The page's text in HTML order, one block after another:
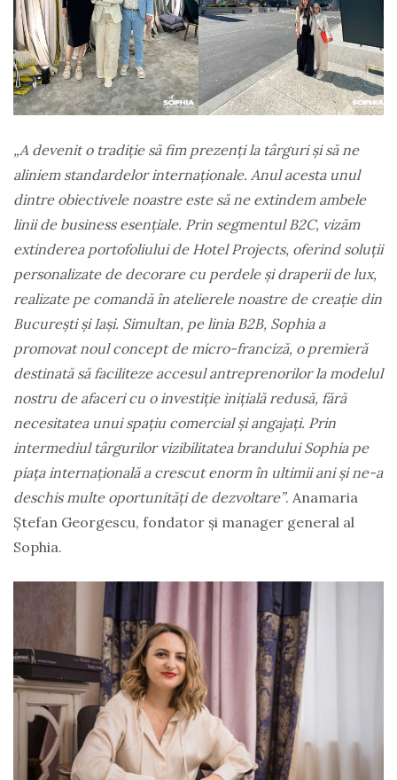
„A devenit o tradiție să fim prezenți la târguri și să ne
aliniem standardelor internaționale. Anul acesta unul
dintre obiectivele noastre este să ne extindem ambele
linii de business esențiale. Prin segmentul B2C, vizăm
extinderea portofoliului de Hotel Projects, oferind soluții
personalizate de decorare cu perdele și draperii de lux,
realizate pe comandă în atelierele noastre de creație din
București și Iași. Simultan, pe linia B2B, Sophia a
promovat noul concept de micro-franciză, o premieră
destinată să faciliteze accesul antreprenorilor la modelul
nostru de afaceri cu o investiție inițială redusă, fără
necesitatea unui spațiu comercial și angajați. Prin
intermediul târgurilor vizibilitatea brandului Sophia pe
piața internațională a crescut enorm în ultimii ani și ne-a
deschis multe oportunități de dezvoltare”. Anamaria
Ștefan Georgescu, fondator și manager general al
Sophia.